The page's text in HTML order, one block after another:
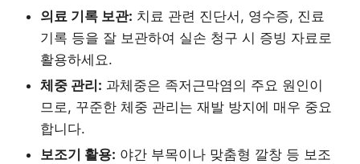
의료 기록 보관: 치료 관련 진단서, 영수증, 진료
기록 등을 잘 보관하여 실손 청구 시 증빙 자료로
활용하세요.
체중 관리: 과체중은 족저근막염의 주요 원인이
므로, 꾸준한 체중 관리는 재발 방지에 매우 중요
합니다.
보조기 활용: 야간 부목이나 맞춤형 깔창 등 보조